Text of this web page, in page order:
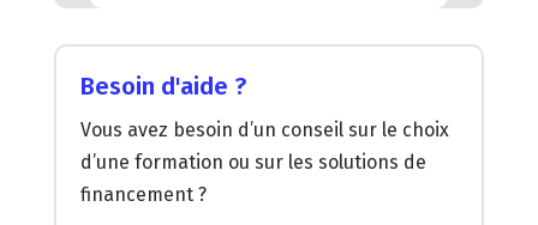
Besoin d'aide ?
Vous avez besoin d’un conseil sur le choix
d’une formation ou sur les solutions de
financement ?